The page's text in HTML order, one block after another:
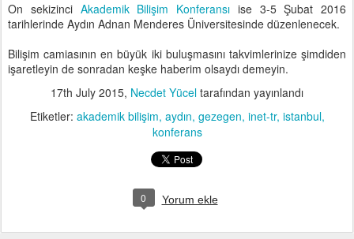
On sekizinci Akademik Bilişim Konferansı ise 3-5 Şubat 2016
tarihlerinde Aydın Adnan Menderes Üniversitesinde düzenlenecek.
Bilişim camiasının en büyük iki buluşmasını takvimlerinize şimdiden
işaretleyin de sonradan keşke haberim olsaydı demeyin.
17th July 2015, Necdet Yücel tarafından yayınlandı
Etiketler: akademik bilişim aydın gezegen inet-tr istanbul
konferans
0 Yorum ekle